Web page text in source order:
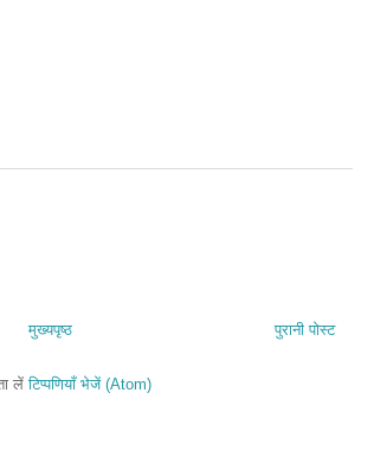
पुरानी पोस्ट
मुख्यपृष्ठ
लेंटिप्पणियाँ भेजें (Atom)